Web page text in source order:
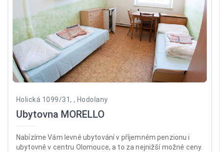
Holická 1099/31, , Hodolany
Ubytovna MORELLO
Nabízíme Vám levné ubytování v příjemném penzionu i
ubytovně v centru Olomouce, a to za nejnižší možné ceny.